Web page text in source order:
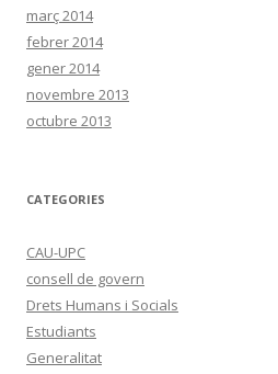
març 2014
febrer 2014
gener 2014
novembre 2013
octubre 2013
CATEGORIES
CAU-UPC
consell de govern
Drets Humans i Socials
Estudiants
Generalitat